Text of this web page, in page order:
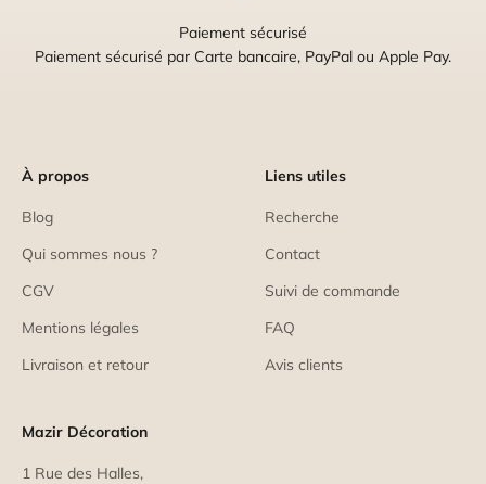
Paiement sécurisé
Paiement sécurisé par Carte bancaire, PayPal ou Apple Pay.
À propos
Blog
Qui sommes nous ?
CGV
Mentions légales
Livraison et retour
Liens utiles
Recherche
Contact
Suivi de commande
FAQ
Avis clients
Mazir Décoration
1 Rue des Halles,